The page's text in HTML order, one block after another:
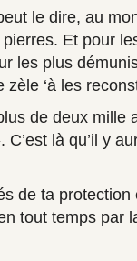
le dire, au
Et pour
les plus
‘à les
de deux mille
là qu’il y
de ta protection
tout temps par